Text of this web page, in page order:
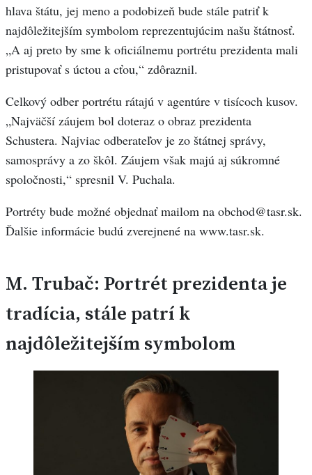
hlava štátu, jej meno a podobizeň bude stále patriť k
najdôležitejším symbolom reprezentujúcim našu štátnosť.
„A aj preto by sme k oficiálnemu portrétu prezidenta mali
pristupovať s úctou a cťou,“ zdôraznil.
Celkový odber portrétu rátajú v agentúre v tisícoch kusov.
„Najväčší záujem bol doteraz o obraz prezidenta
Schustera. Najviac odberateľov je zo štátnej správy,
samosprávy a zo škôl. Záujem však majú aj súkromné
spoločnosti,“ spresnil V. Puchala.
Portréty bude možné objednať mailom na obchod@tasr.sk.
Ďalšie informácie budú zverejnené na www.tasr.sk.
M. Trubač: Portrét prezidenta je
tradícia, stále patrí k
najdôležitejším symbolom